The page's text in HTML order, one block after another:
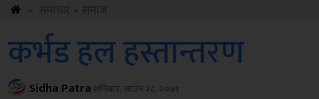
कर्भड हल हस्तान्तरण
Sidha Patra शनिबार, साउन २८, २०७९